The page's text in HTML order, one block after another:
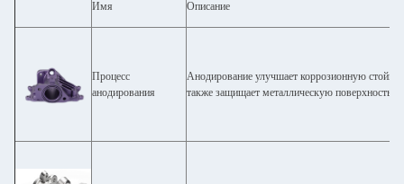
Имя Описание
Процесс
анодирования
Анодирование улучшает коррозионную
также защищает металлическую